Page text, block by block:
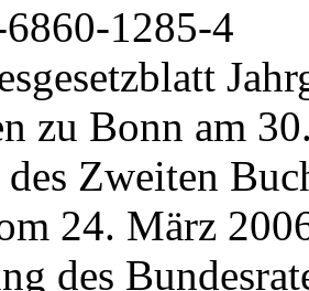
1285-4
zu Bonn am
Zweiten
24. März
des